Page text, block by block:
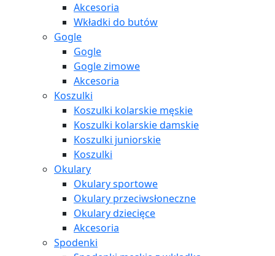
Akcesoria
Wkładki do butów
Gogle
Gogle
Gogle zimowe
Akcesoria
Koszulki
Koszulki kolarskie męskie
Koszulki kolarskie damskie
Koszulki juniorskie
Koszulki
Okulary
Okulary sportowe
Okulary przeciwsłoneczne
Okulary dziecięce
Akcesoria
Spodenki